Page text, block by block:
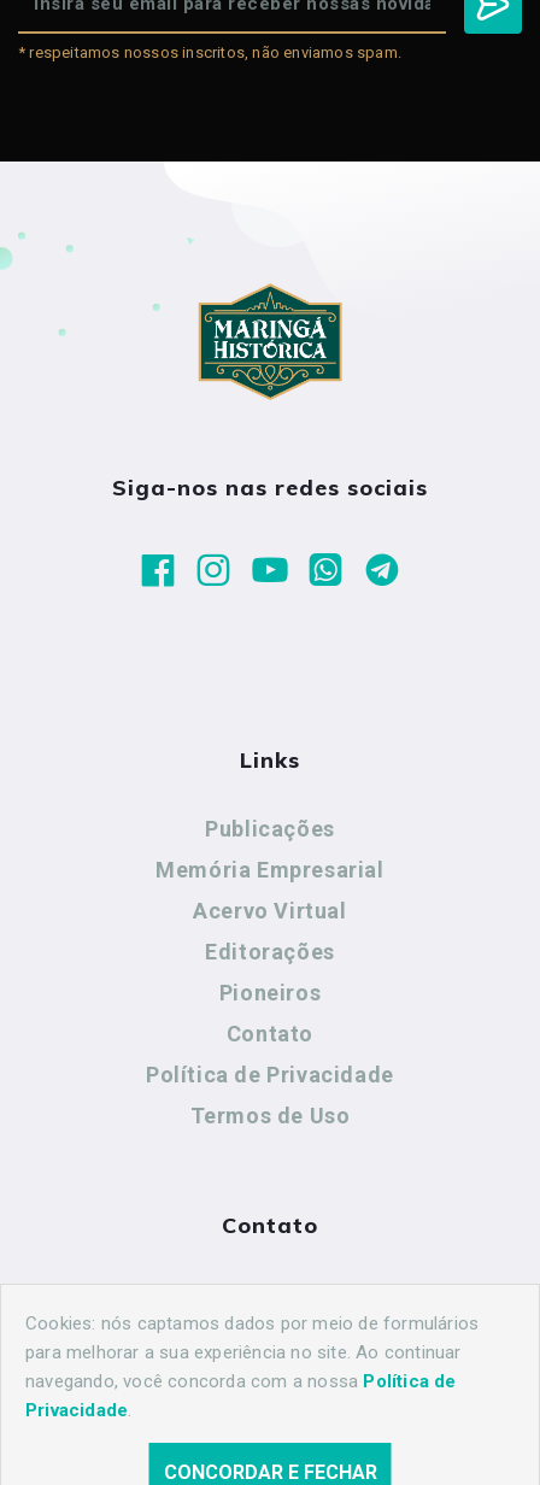
* respeitamos nossos inscritos, não enviamos spam.
Siga-nos nas redes sociais
Links
Publicações
Memória Empresarial
Acervo Virtual
Editorações
Pioneiros
Contato
Política de Privacidade
Termos de Uso
Contato
(44) 99883-8883
maringahistorica@gmail.com
© 2026 Maringá Histórica. Todos os direitos reservados.
Cookies: nós captamos dados por meio de formulários
para melhorar a sua experiência no site. Ao continuar
navegando, você concorda com a nossa Política de
Privacidade.
CONCORDAR E FECHAR